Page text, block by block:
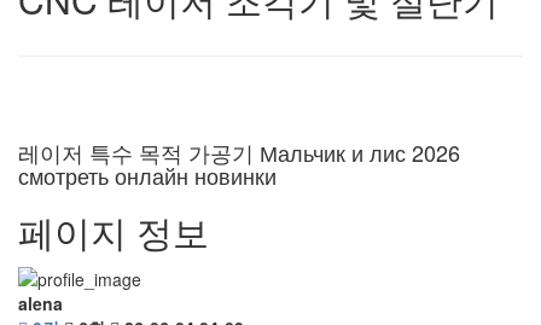
레이저 특수 목적 가공기 Мальчик и лис 2026
смотреть онлайн новинки
페이지 정보
alena